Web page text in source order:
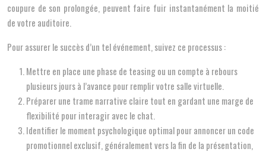
coupure de son prolongée, peuvent faire fuir instantanément la moitié
de votre auditoire.
Pour assurer le succès d’un tel événement, suivez ce processus :
Mettre en place une phase de teasing ou un compte à rebours
plusieurs jours à l’avance pour remplir votre salle virtuelle.
Préparer une trame narrative claire tout en gardant une marge de
flexibilité pour interagir avec le chat.
Identifier le moment psychologique optimal pour annoncer un code
promotionnel exclusif, généralement vers la fin de la présentation,